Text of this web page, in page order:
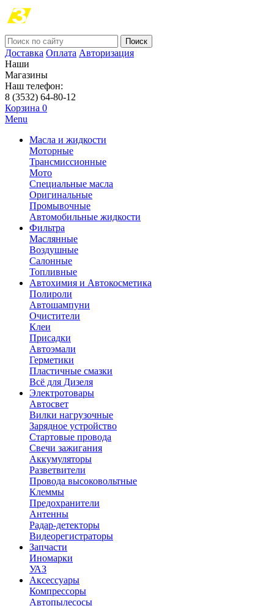
Поиск
Доставка Оплата Авторизация
Наши
Магазины
Наш телефон:
8 (3532) 64-80-12
Корзина 0
Menu
Масла и жидкости
Моторные
Трансмиссионные
Мото
Специальные масла
Оригинальные
Промывочные
Автомобильные жидкости
Фильтра
Маслянные
Воздушные
Салонные
Топливные
Автохимия и Автокосметика
Полироли
Автошампуни
Очистители
Клеи
Присадки
Автоэмали
Герметики
Пластичные смазки
Всё для Дизеля
Электротовары
Автосвет
Вилки нагрузочные
Зарядное устройство
Стартовые провода
Свечи зажигания
Аккумуляторы
Разветвители
Провода высоковольтные
Клеммы
Предохранители
Антенны
Радар-детекторы
Видеорегистраторы
Запчасти
Иномарки
УАЗ
Аксесcуары
Компрессоры
Автопылесосы